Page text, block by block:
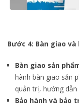
Bước 4: Bàn giao
Bàn giao sản
hành bàn giao sản
quản trị, hướng dẫn
Bảo hành và bảo